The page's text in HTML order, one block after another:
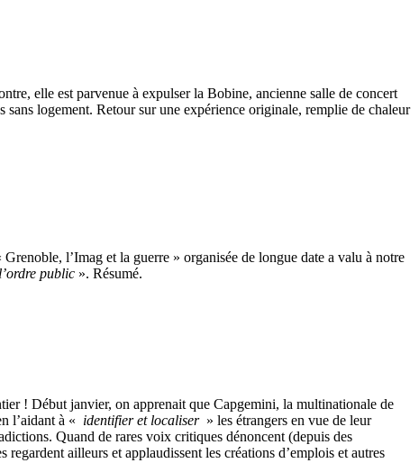
elle est parvenue à expulser la Bobine, ancienne salle de concert
sans logement. Retour sur une expérience originale, remplie de chaleur
l’Imag et la guerre » organisée de longue date a valu à notre
public ». Résumé.
! Début janvier, on apprenait que Capgemini, la multinationale de
l’aidant à « identifier et localiser » les étrangers en vue de leur
Quand de rares voix critiques dénoncent (depuis des
ailleurs et applaudissent les créations d’emplois et autres